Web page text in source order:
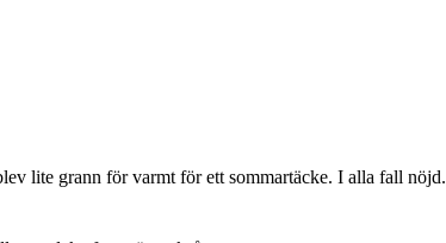
lite grann för varmt för ett sommartäcke. I alla fall nöjd.